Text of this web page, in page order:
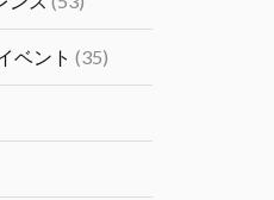
ー発のエンジ
本人研究者交
JSPS San
ベント (35)